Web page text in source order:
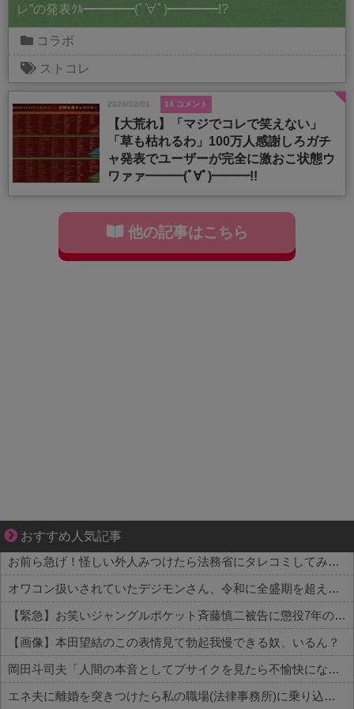
レ”の発表ｸﾙ━━━━(ﾟ∀ﾟ)━━━━!?
コラボ
ストコレ
2020/02/01 14 コメント
【大荒れ】「マジでコレで笑えない」
「草も枯れるわ」100万人感謝しろガチ
ャ発表でユーザーが完全に激おこ状態ウ
ワァァ━━━(ﾟ∀ﾟ)━━━!!
他の記事はこちら
おすすめ人気記事
悩んでいるのは私だけ？夫との距離
お前ら急げ！怪しい外人みつけたら法務省にタレコミしてみろ！意外と仕事するぞ？
オワコン扱いされていたデジモンさん、令和に全盛期を超える利益を生み出していた
【緊急】お笑いジャングルポケット斉藤慎二被告に懲役7年の求刑←これ…
【画像】本田望結のこの表情見て勃起我慢できる奴、いるん？
岡田斗司夫「人間の本音としてブサイクを見たら不愉快になる。この責任をどうとるんだ」
エネ夫に離婚を突きつけたら私の職場(法律事務所)に乗り込んできた 堂々と「離婚の法律相談です。母の薦めでこちらに参りました」と言っているが、...